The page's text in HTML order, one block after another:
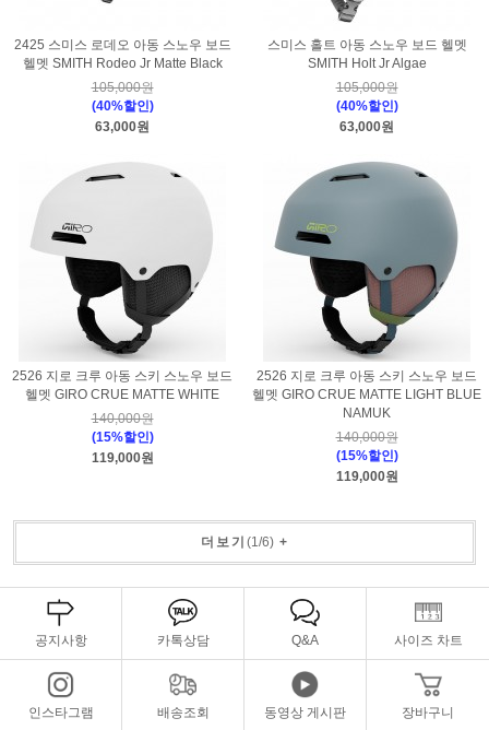
2425 스미스 로데오 아동 스노우 보드
헬멧 SMITH Rodeo Jr Matte Black
105,000원
(40%할인)
63,000원
스미스 홀트 아동 스노우 보드 헬멧
SMITH Holt Jr Algae
105,000원
(40%할인)
63,000원
2526 지로 크루 아동 스키 스노우 보드
헬멧 GIRO CRUE MATTE WHITE
140,000원
(15%할인)
119,000원
2526 지로 크루 아동 스키 스노우 보드
헬멧 GIRO CRUE MATTE LIGHT BLUE
NAMUK
140,000원
(15%할인)
119,000원
더보기 (1/6)+
공지사항 카톡상담 Q&A 사이즈 차트
인스타그램 배송조회 동영상 게시판 장바구니